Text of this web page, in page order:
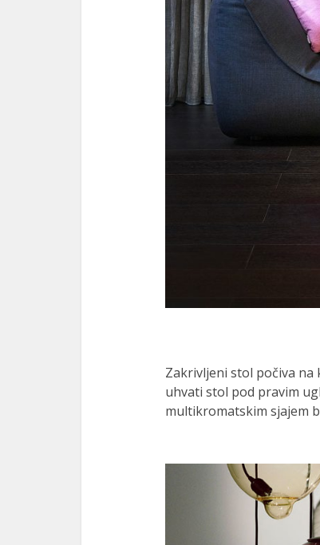
Zakrivljeni stol počiva na
uhvati stol pod pravim
multikromatskim sjajem